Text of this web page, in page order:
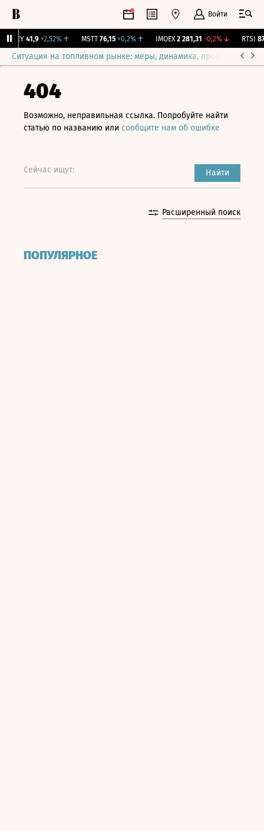
Войти
41,9 +2,52%↑ MSTT 76,15 +0,2%↑ IMOEX 2 281,31 -0,2%↓ RTSI
Ситуация на топливном рынке: меры, динамика, прогнозы
404
Возможно, неправильная ссылка. Попробуйте найти
статью по названию или сообщите нам об ошибке
Сейчас ищут: Найти
Расширенный поиск
ПОПУЛЯРНОЕ